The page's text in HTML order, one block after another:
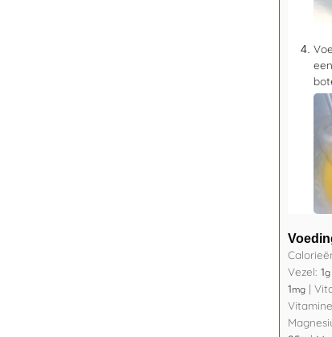
Vezel: 1g
1mg |